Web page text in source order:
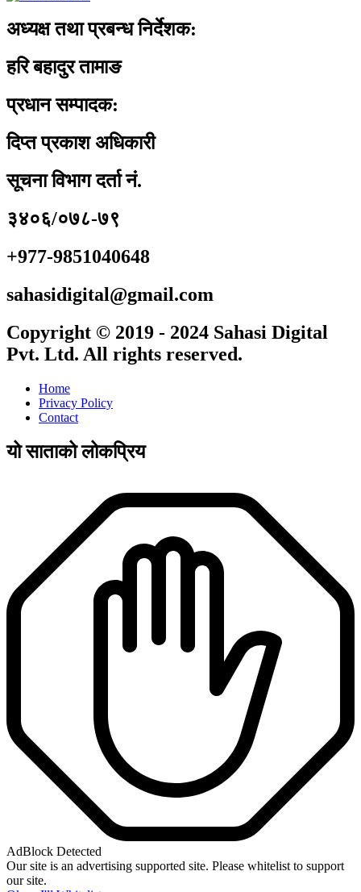
अध्यक्ष तथा प्रबन्ध निर्देशक:
हरि बहादुर तामाङ
प्रधान सम्पादक:
दिप्त प्रकाश अधिकारी
सूचना विभाग दर्ता नं.
३४०६/०७८-७९
+977-9851040648
sahasidigital@gmail.com
Copyright © 2019 - 2024 Sahasi Digital
Pvt. Ltd. All rights reserved.
Home
Privacy Policy
Contact
यो साताको लोकप्रिय
AdBlock Detected
Our site is an advertising supported site. Please whitelist to support
our site.